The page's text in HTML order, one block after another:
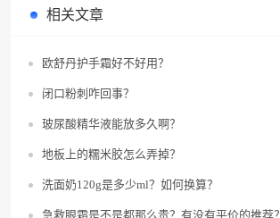
相关文章
欧舒丹护手霜好不好用？
闭口粉刺咋回事？
玻尿酸精华液能放多久啊？
地板上的糯米胶怎么弄掉？
洗面奶120g是多少ml？如何换算？
急救眼霜是不是都那么贵？有没有平价的推荐？